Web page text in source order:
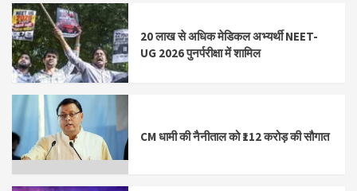
20 लाख से अधिक मेडिकल अभ्यर्थी NEET-
UG 2026 पुनर्परीक्षा में शामिल
CM धामी की नैनीताल को ₹112 करोड़ की सौगात